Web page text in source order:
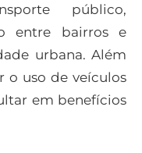
público,
entre bairros e
urbana. Além
o uso de veículos
em benefícios